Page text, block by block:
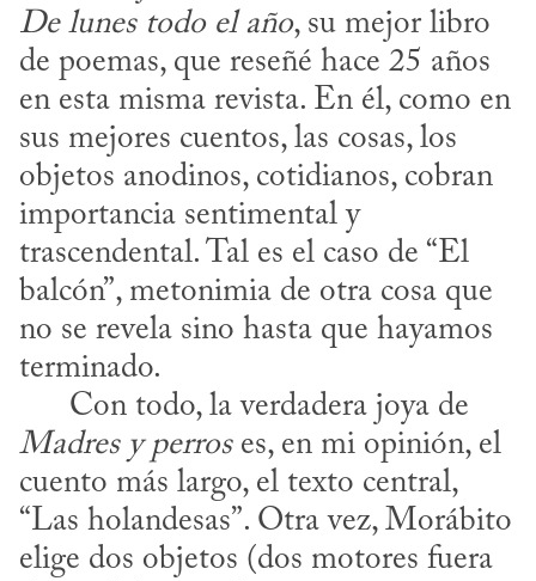
De lunes todo el año, su mejor libro
de poemas, que reseñé hace 25 años
en esta misma revista. En él, como en
sus mejores cuentos, las cosas, los
objetos anodinos, cotidianos, cobran
importancia sentimental y
trascendental. Tal es el caso de “El
balcón”, metonimia de otra cosa que
no se revela sino hasta que hayamos
terminado.
Madres y perros es, en mi opinión, el
cuento más largo, el texto central,
“Las holandesas”. Otra vez, Morábito
elige dos objetos (dos motores fuera